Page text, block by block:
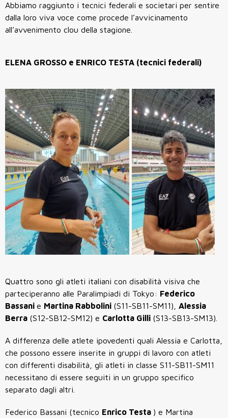
Abbiamo raggiunto i tecnici federali e societari per sentire
dalla loro viva voce come procede l’avvicinamento
all’avvenimento clou della stagione.
ELENA GROSSO e ENRICO TESTA (tecnici federali)
Quattro sono gli atleti italiani con disabilità visiva che
parteciperanno alle Paralimpiadi di Tokyo: Federico
Bassani e Martina Rabbolini (S11-SB11-SM11), Alessia
Berra (S12-SB12-SM12) e Carlotta Gilli (S13-SB13-SM13).
A differenza delle atlete ipovedenti quali Alessia e Carlotta,
che possono essere inserite in gruppi di lavoro con atleti
con differenti disabilità, gli atleti in classe S11-SB11-SM11
necessitano di essere seguiti in un gruppo specifico
separato dagli altri.
Federico Bassani (tecnico Enrico Testa ) e Martina